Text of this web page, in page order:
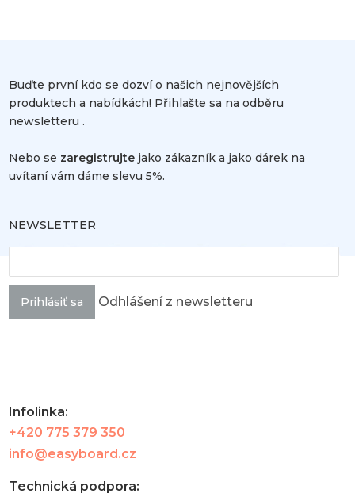
Buďte první kdo se dozví o našich nejnovějších
produktech a nabídkách! Přihlašte sa na odběru
newsletteru .
Nebo se zaregistrujte jako zákazník a jako dárek na
uvítaní vám dáme slevu 5%.
NEWSLETTER
Prihlásiť sa Odhlášení z newsletteru
Infolinka:
+420 775 379 350
info@easyboard.cz
Technická podpora: